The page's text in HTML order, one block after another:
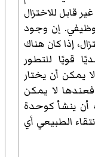
قابل للاختزال
إن وجود
إذا كان هناك
قويًا للتطور
لا يمكن أن يختار
لا يمكن
أن ينشأ كوحدة
الطبيعي أي